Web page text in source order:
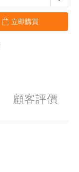
立即購買
顧客評價